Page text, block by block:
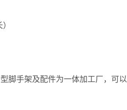
脚手架及配件为一体加工厂，可以